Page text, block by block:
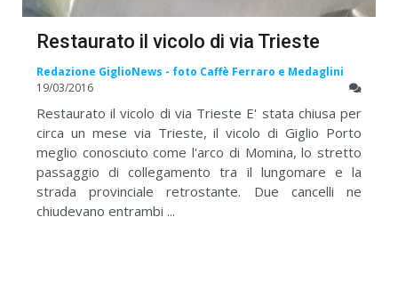
Restaurato il vicolo di via Trieste
Redazione GiglioNews - foto Caffè Ferraro e Medaglini
19/03/2016
Restaurato il vicolo di via Trieste E' stata chiusa per
circa un mese via Trieste, il vicolo di Giglio Porto
meglio conosciuto come l'arco di Momina, lo stretto
passaggio di collegamento tra il lungomare e la
strada provinciale retrostante. Due cancelli ne
chiudevano entrambi ...